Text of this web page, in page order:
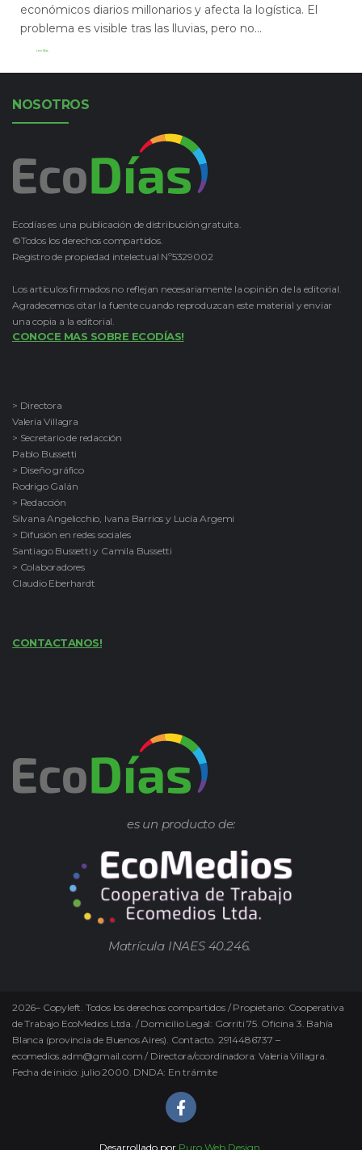
económicos diarios millonarios y afecta la logística. El
problema es visible tras las lluvias, pero no...
Leer Más
NOSOTROS
Ecodías es una publicación de distribución gratuita.
©Todos los derechos compartidos.
Registro de propiedad intelectual Nº5329002
Los artículos firmados no reflejan necesariamente la opinión de la editorial.
Agradecemos citar la fuente cuando reproduzcan este material y enviar
una copia a la editorial.
CONOCE MAS SOBRE ECODÍAS!
> Directora
Valeria Villagra
> Secretario de redacción
Pablo Bussetti
> Diseño gráfico
Rodrigo Galán
> Redacción
Silvana Angelicchio, Ivana Barrios y Lucía Argemi
> Difusión en redes sociales
Santiago Bussetti y Camila Bussetti
> Colaboradores
Claudio Eberhardt
CONTACTANOS!
es un producto de:
Matrícula INAES 40.246.
2026– Copyleft. Todos los derechos compartidos / Propietario: Cooperativa
de Trabajo EcoMedios Ltda. / Domicilio Legal: Gorriti 75. Oficina 3. Bahía
Blanca (provincia de Buenos Aires). Contacto. 2914486737 –
ecomedios.adm@gmail.com / Directora/coordinadora: Valeria Villagra.
Fecha de inicio: julio 2000. DNDA: En trámite
Desarrollado por Puro Web Design.